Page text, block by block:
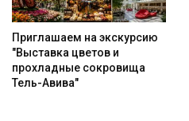
Приглашаем на экскурсию
"Выставка цветов и
прохладные сокровища
Тель-Авива"